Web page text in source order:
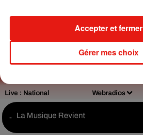
Live : National Webradios
- La Musique Revient
2025 2024
Gérer mes choix
Accepter et fermer